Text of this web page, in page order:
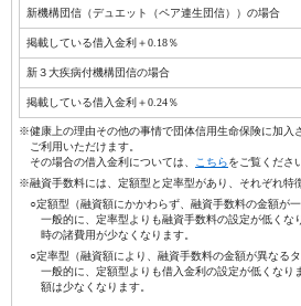
新機構団信（デュエット（ペア連生団信））の場合
掲載している借入金利＋0.18％
新３大疾病付機構団信の場合
掲載している借入金利＋0.24％
※健康上の理由その他の事情で団体信用生命保険に加入
ご利用いただけます。
その場合の借入金利については、
こちらをご覧くださ
※融資手数料には、定額型と定率型があり、それぞれ特
○定額型（融資額にかかわらず、融資手数料の金額が一
一般的に、定率型よりも融資手数料の設定が低くな
時の諸費用が少なくなります。
○定率型（融資額により、融資手数料の金額が異なるタ
一般的に、定額型よりも借入金利の設定が低くなり
額は少なくなります。